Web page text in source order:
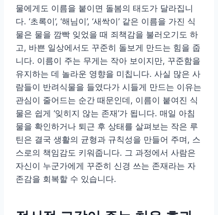
물에게도 이름을 붙이면 돌봄의 태도가 달라집니
다. ‘초록이’, ‘해님이’, ‘새싹이’ 같은 이름을 가진 식
물은 물을 깜빡 잊었을 때 죄책감을 불러오기도 하
고, 바쁜 일상에서도 꾸준히 돌보게 만드는 힘을 줍
니다. 이름이 주는 무게는 작아 보이지만, 꾸준함을
유지하는 데 놀라운 영향을 미칩니다. 사실 많은 사
람들이 반려식물을 들였다가 시들게 만드는 이유는
관심이 줄어드는 순간 때문인데, 이름이 붙여진 식
물은 쉽게 ‘잊히지 않는 존재’가 됩니다. 매일 아침
물을 확인하거나 퇴근 후 상태를 살펴보는 작은 루
틴은 결국 생활의 균형과 규칙성을 만들어 주며, 스
스로의 책임감도 키워줍니다. 그 과정에서 사람은
자신이 누군가에게 꾸준히 신경 쓰는 존재라는 자
존감을 회복할 수 있습니다.